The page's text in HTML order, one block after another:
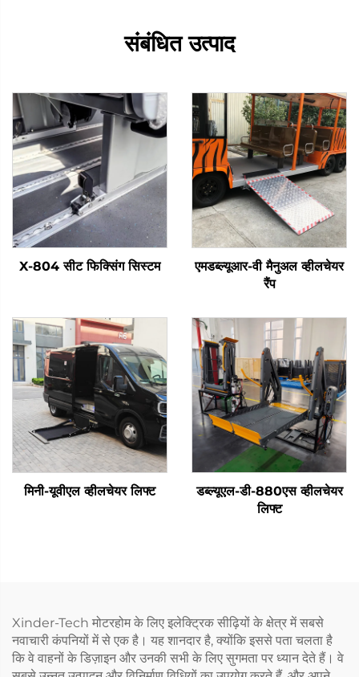
संबंधित उत्पाद
X-804 सीट फिक्सिंग सिस्टम
एमडब्ल्यूआर-वी मैनुअल व्हीलचेयर
रैंप
मिनी-यूवीएल व्हीलचेयर लिफ्ट
डब्ल्यूएल-डी-880एस व्हीलचेयर
लिफ्ट
Xinder-Tech मोटरहोम के लिए इलेक्ट्रिक सीढ़ियों के क्षेत्र में सबसे
नवाचारी कंपनियों में से एक है। यह शानदार है, क्योंकि इससे पता चलता है
कि वे वाहनों के डिज़ाइन और उनकी सभी के लिए सुगमता पर ध्यान देते हैं। वे